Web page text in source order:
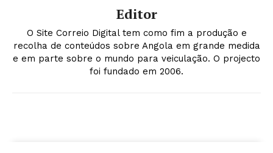
Editor
O Site Correio Digital tem como fim a produção e
recolha de conteúdos sobre Angola em grande medida
e em parte sobre o mundo para veiculação. O projecto
foi fundado em 2006.